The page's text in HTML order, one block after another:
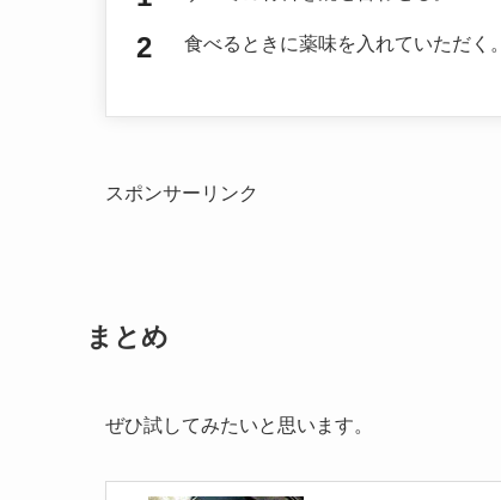
食べるときに薬味を入れていただく。
スポンサーリンク
まとめ
ぜひ試してみたいと思います。